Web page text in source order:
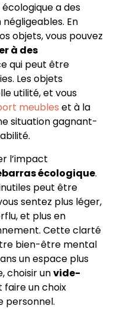
écologique a des
En
objets, vous pouvez
à des
qui peut être
Les objets
utilité, et vous
meubles et à la
situation gagnant-
l’impact
écologique.
peut être
sentez plus léger,
et plus en
Cette clarté
bien-être mental
un espace plus
choisir unvide-
faire un choix
personnel.